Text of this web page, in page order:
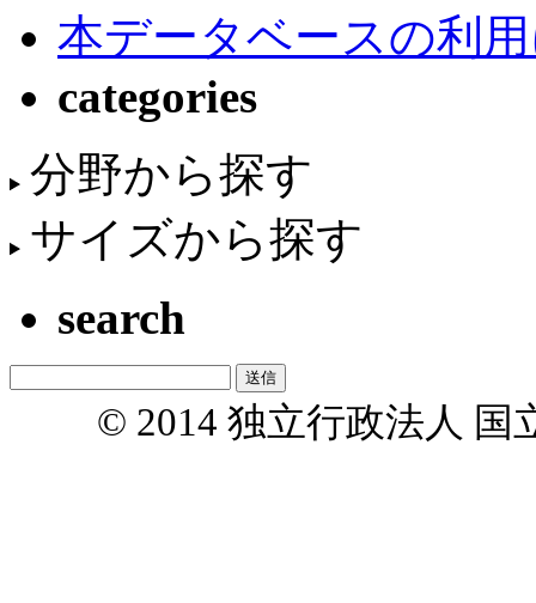
本データベースの利
categories
分野から探す
サイズから探す
search
© 2014 独立行政法人 国